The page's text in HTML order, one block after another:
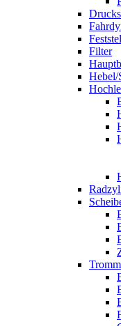
Filter
Hebel/